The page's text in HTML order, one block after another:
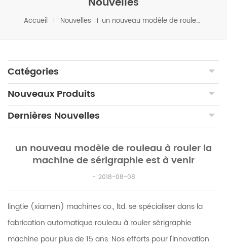
Accueil Nouvelles un nouveau modèle de rouleau à rouler la machine de sérigraphie est à venir
Catégories
Nouveaux Produits
Dernières Nouvelles
un nouveau modèle de rouleau à rouler la
machine de sérigraphie est à venir
2018-08-08
lingtie (xiamen) machines co., ltd. se spécialiser dans la
fabrication automatique rouleau à rouler sérigraphie
machine pour plus de 15 ans. Nos efforts pour l'innovation